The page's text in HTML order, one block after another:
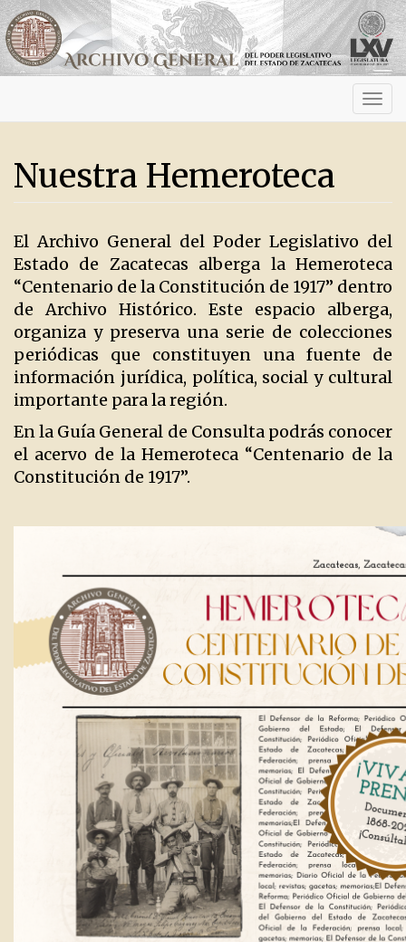
Nuestra Hemeroteca
El Archivo General del Poder Legislativo del
Estado de Zacatecas alberga la Hemeroteca
“Centenario de la Constitución de 1917” dentro
de Archivo Histórico. Este espacio alberga,
organiza y preserva una serie de colecciones
periódicas que constituyen una fuente de
información jurídica, política, social y cultural
importante para la región.
En la Guía General de Consulta podrás conocer
el acervo de la Hemeroteca “Centenario de la
Constitución de 1917”.